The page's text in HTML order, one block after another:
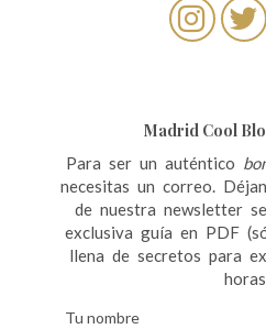
Madrid Cool
Para ser un auténtico
necesitas un correo.
de nuestra newsletter
exclusiva guía en PDF
llena de secretos para
Tu nombre